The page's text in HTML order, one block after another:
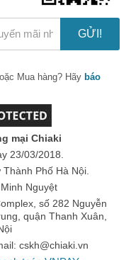
GỬI!
Mua hàng? Hãy báo
mại Chiaki
23/03/2018.
Phố Hà Nội.
Nguyệt
số 282 Nguyễn
quận Thanh Xuân,
cskh@chiaki.vn